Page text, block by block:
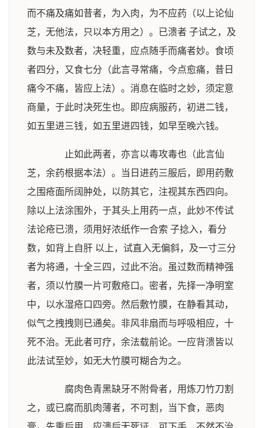
而不痛及痛如昔者，为入肉，为不应药（以上论仙
芝，无他法，只以本方用之）。已溃者 子试之，及
数与未及数者，决轻重，应点随手而痛者妙。食顷
者四分，又食七分（此言寻常痛，今点愈痛，昔日
痛今不痛，皆应上法）。消息在临时之妙，须定意
商量，于此时决死生也。即应病服药，初进二钱，
如五里进三钱，如五里进四钱，如早至晚六钱。
止如此两者，亦言以毒攻毒也（此言仙
芝，余药根据本法）。当日进药三服后，即用药敷
之围疮面所阔肿处，以防其它，注视其东西四向。
除以上法涂围外，于其头上用药一点，此妙不传试
法论疮已溃，须用好浓纸作一合索 子捻入，看分
数，如背上自肝 以上，试直入无偏斜，及一寸三分
者为将通，十全三四，过此不治。虽过数而精神强
者，须以竹膜一片可敷疮口。密者，先择一净明室
中，以水湿疮口四旁。然后敷竹膜，在静看其动，
似气之拽拽则已通矣。非风非扇而与呼吸相应，十
死不治。无此者可疗，余法载前论。一应背溃皆以
此法试至妙，如无大竹膜可糊合为之。
腐肉色青黑缺牙不附骨者，用炼刀竹刀割
之，或已腐而肌肉薄者，不可割，当下食，恶肉